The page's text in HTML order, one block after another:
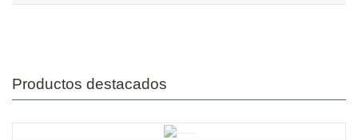
Productos destacados